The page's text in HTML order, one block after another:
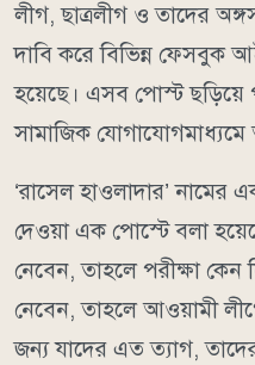
লীগ, ছাত্রলীগ ও তাদের
দাবি করে বিভিন্ন ফেসবুক
হয়েছে। এসব পোস্ট ছড়িয়ে
সামাজিক
‘রাসেল হাওলাদার’
দেওয়া এক পোস্টে বলা
নেবেন, তাহলে পরীক্ষা
নেবেন, তাহলে আওয়ামী
জন্য যাদের এত ত্যাগ,